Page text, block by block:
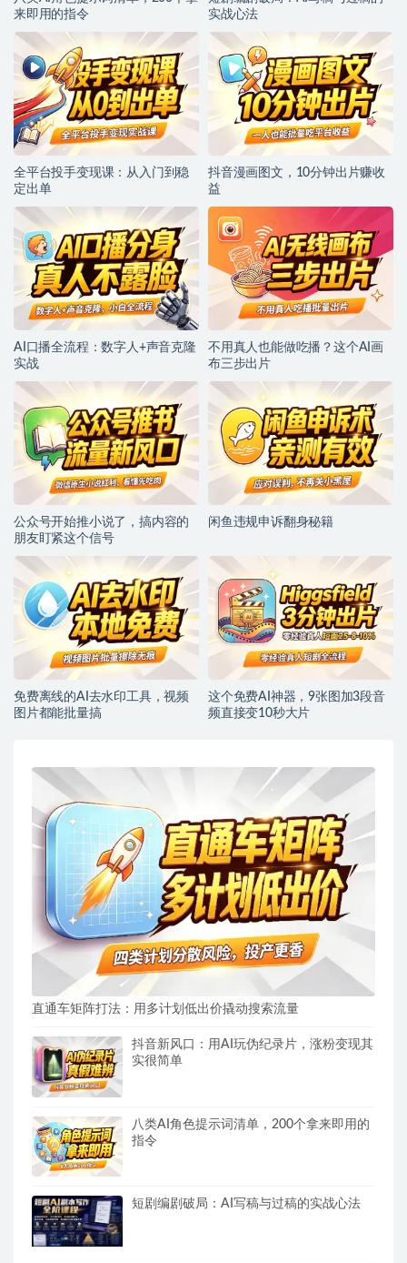
来即用的指令
实战心法
全平台投手变现课：从入门到稳
定出单
抖音漫画图文，10分钟出片赚收
益
AI口播全流程：数字人+声音克隆
实战
不用真人也能做吃播？这个AI画
布三步出片
公众号开始推小说了，搞内容的
朋友盯紧这个信号
闲鱼违规申诉翻身秘籍
免费离线的AI去水印工具，视频
图片都能批量搞
这个免费AI神器，9张图加3段音
频直接变10秒大片
直通车矩阵打法：用多计划低出价撬动搜索流量
抖音新风口：用AI玩伪纪录片，涨粉变现其
实很简单
八类AI角色提示词清单，200个拿来即用的
指令
短剧编剧破局：AI写稿与过稿的实战心法